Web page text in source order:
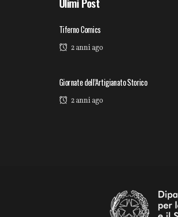
Tiferno Comics
2 anni ago
Giornate dell’Artigianato Storico
2 anni ago